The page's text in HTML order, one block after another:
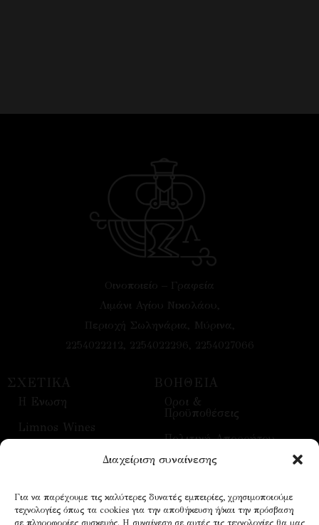
Διαχείριση συναίνεσης
Για να παρέχουμε τις καλύτερες δυνατές εμπειρίες, χρησιμοποιούμε
τεχνολογίες όπως τα cookies για την αποθήκευση ή/και την πρόσβαση
σε πληροφορίες συσκευής. Η συναίνεση σε αυτές τις τεχνολογίες θα μας
Οινοποιείο – Γραφεία
Λιμάνι Αγίου Νικολάου,
Περιοχή Σωληνάρια, Μύρινα,
2254022212, 2254022296, 2254027066
ΣΧΕΤΙΚΑ
H Ενωση
Limnos Wines
Οίνοι
ΒΟΗΘΕΙΑ
Οροι &
Προϋποθέσεις
Πολιτική Απορρήτου
Τρόποι Αποστολής
Επικοινωνία